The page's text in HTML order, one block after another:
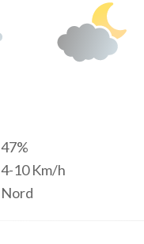
47%
4-10Km/h
Nord